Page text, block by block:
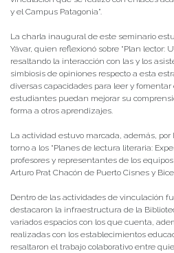
y el Campus Patagonia”.
La charla inaugural de este seminario
Yávar, quien reflexionó sobre “Plan lector:
resaltando la interacción con las y los
simbiosis de opiniones respecto a esta
diversas capacidades para leer y
estudiantes puedan mejorar su
forma a otros aprendizajes.
La actividad estuvo marcada, además,
torno a los “Planes de lectura literaria:
profesores y representantes de los
Arturo Prat Chacón de Puerto Cisnes y
Dentro de las actividades de vinculación
destacaron la infraestructura de la
variados espacios con los que cuenta,
realizadas con los establecimientos
resaltaron el trabajo colaborativo entre